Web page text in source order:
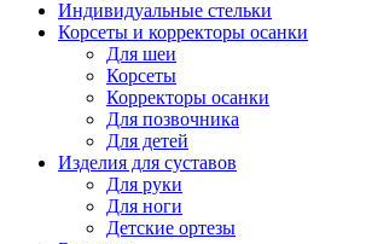
Индивидуальные стельки
Корсеты и корректоры осанки
Для шеи
Корсеты
Корректоры осанки
Для позвочника
Для детей
Изделия для суставов
Для руки
Для ноги
Детские ортезы